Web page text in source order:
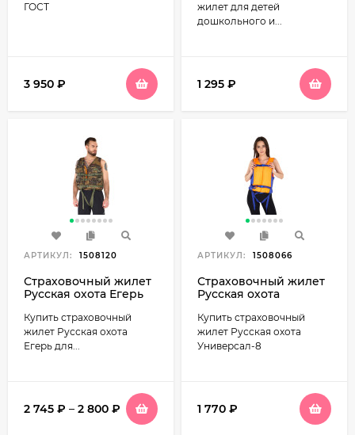
ГОСТ
3 950 ₽
жилет для детей
дошкольного и...
1 295 ₽
АРТИКУЛ: 1508120
Страховочный жилет
Русская охота Егерь
Купить страховочный
жилет Русская охота
Егерь для...
2 745 ₽ – 2 800 ₽
АРТИКУЛ: 1508066
Страховочный жилет
Русская охота
КрОС
Купить страховочный
жилет Русская охота
Универсал-8
1 770 ₽